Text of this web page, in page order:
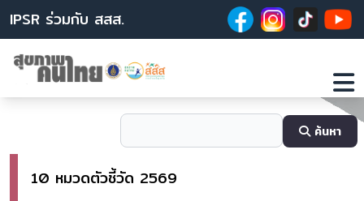
IPSR ร่วมกับ สสส.
ค้นหา
10 หมวดตัวชี้วัด 2569